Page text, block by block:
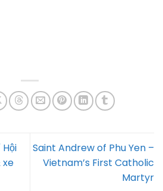
xe
Saint Andrew of Phu Yen –
Vietnam’s First Catholic
Martyr